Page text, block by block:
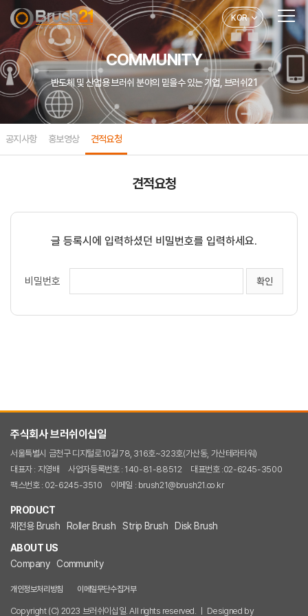
KOR
COMMUNITY
반도체 및 산업용 브러쉬 분야의 믿을수 있는 기업, 브러쉬21
공지사항 홍보영상 견적요청
견적요청
글 등록시에 입력하셨던 비밀번호를 입력하세요.
비밀번호
주식회사 브러쉬이십일
서울특별시 금천구 디지털로10길 78, 316호~323호(가산동, 가산테라타워)
대표자 : 지영배
사업자등록번호 : 140-81-88512
대표번호 :02-6245-3500
팩스번호 : 02-6245-3510
이메일 : brush21@brush21.co.kr
PRODUCT
제전용 Brush
Roller Brush Strip Brush
Disk Brush
ABOUT US
Company
Community
개인정보처리방침 이메일무단수집거부
Copyright (C) 2023 브러쉬이십일. All rights reserved. ㅣ Designed by